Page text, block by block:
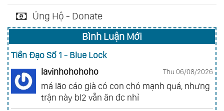
Ủng Hộ - Donate
Bình Luận Mới
Tiền Đạo Số 1 - Blue Lock
lavinhohohoho
Thu 06/08/2026
má lão cáo già có con chó mạnh quá, nhưng
trận này bl2 vẫn ăn đc nhỉ